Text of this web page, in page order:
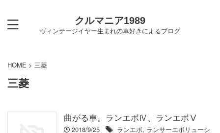
クルマニア1989
ヴィンテージイヤー生まれの車好きによるブログ
HOME > 三菱
三菱
曲がる車。ランエボⅣ、ランエボⅤ
2018/9/25 ランエボ, ランサーエボリューシ